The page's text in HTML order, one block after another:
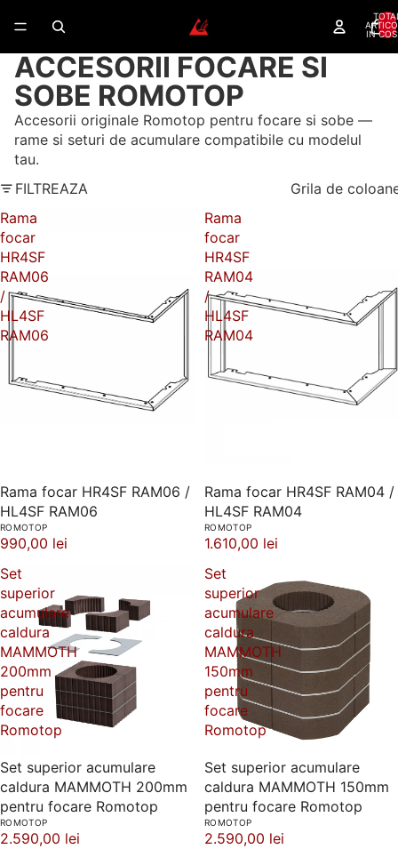
IN
ACCESORII FOCARE SI
SOBE ROMOTOP
Accesorii originale Romotop pentru focare si sobe —
rame si seturi de acumulare compatibile cu modelul
tau.
FILTREAZA
Grila de
Rama
focar
HR4SF
RAM06
/
HL4SF
RAM06
Rama focar HR4SF RAM06 /
HL4SF RAM06
ROMOTOP
990,00 lei
Rama
focar
HR4SF
RAM04
/
HL4SF
RAM04
Rama focar HR4SF RAM04 /
HL4SF RAM04
ROMOTOP
1.610,00 lei
Set
superior
acumulare
caldura
MAMMOTH
200mm
pentru
focare
Romotop
Set superior acumulare
caldura MAMMOTH 200mm
pentru focare Romotop
ROMOTOP
2.590,00 lei
Set
superior
acumulare
caldura
MAMMOTH
150mm
pentru
focare
Romotop
Set superior acumulare
caldura MAMMOTH 150mm
pentru focare Romotop
ROMOTOP
2.590,00 lei